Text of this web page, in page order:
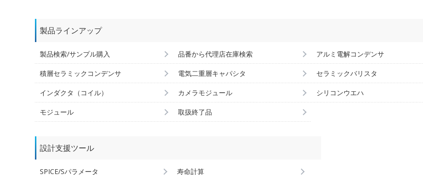
製品ラインアップ
製品検索/サンプル購入 品番から代理店在庫検索 アルミ電解コンデンサ
積層セラミックコンデンサ 電気二重層キャパシタ セラミックバリスタ
インダクタ（コイル） カメラモジュール シリコンウエハ
モジュール 取扱終了品
設計支援ツール
SPICE/Sパラメータ 寿命計算